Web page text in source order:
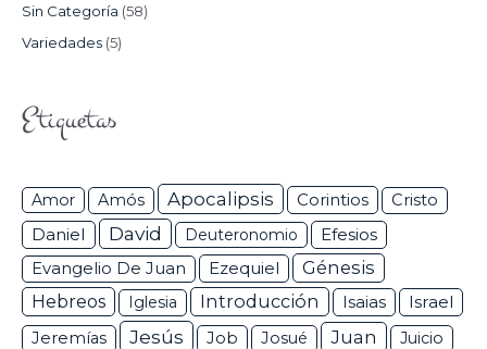
Sin Categoría (58)
Variedades (5)
Etiquetas
Amor Amós Apocalipsis Corintios Cristo
Daniel David Deuteronomio Efesios
Evangelio De Juan Ezequiel
Génesis
Hebreos
Iglesia Introducción Isaias Israel
Jeremías Jesús Job Josué Juan
Juicio